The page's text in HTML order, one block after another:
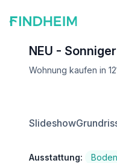
NEU -
Wohnung kaufen in
Slideshow
Ausstattung: Boden